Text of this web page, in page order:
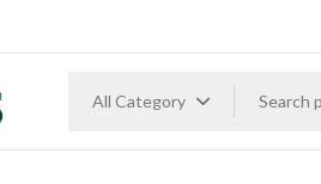
All Category